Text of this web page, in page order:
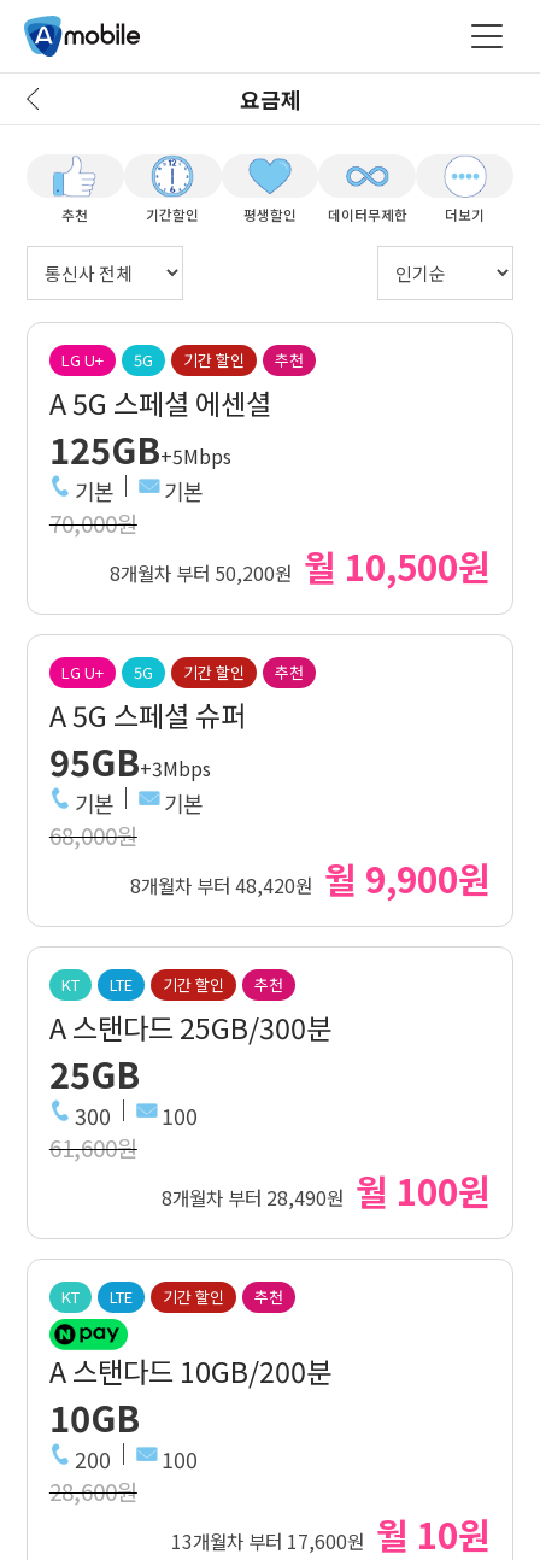
요금제
추천 기간할인 평생할인 데이터무제한 더보기
LG U+ 5G 기간 할인 추천
A 5G 스페셜 에센셜
125GB+5Mbps
기본 기본
70,000원
8개월차 부터 50,200원 월 10,500원
LG U+ 5G 기간 할인 추천
A 5G 스페셜 슈퍼
95GB+3Mbps
기본 기본
68,000원
8개월차 부터 48,420원 월 9,900원
KT LTE 기간 할인 추천
A 스탠다드 25GB/300분
25GB
300 100
61,600원
8개월차 부터 28,490원 월 100원
KT LTE 기간 할인 추천
A 스탠다드 10GB/200분
10GB
200 100
28,600원
13개월차 부터 17,600원 월 10원